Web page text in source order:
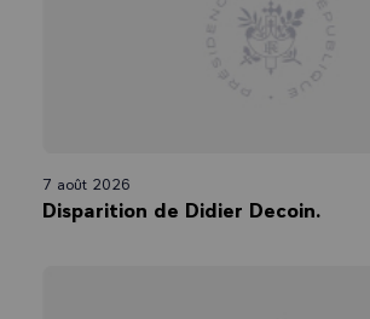
7 août 2026
Disparition de Didier Decoin.